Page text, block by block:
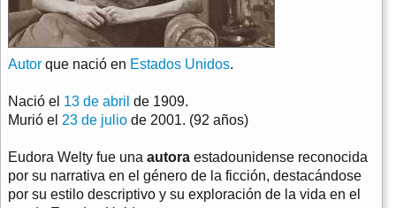
Autor que nació en Estados Unidos.
Nació el 13 de abril de 1909.
Murió el 23 de julio de 2001. (92 años)
Eudora Welty fue una autora estadounidense reconocida
por su narrativa en el género de la ficción, destacándose
por su estilo descriptivo y su exploración de la vida en el